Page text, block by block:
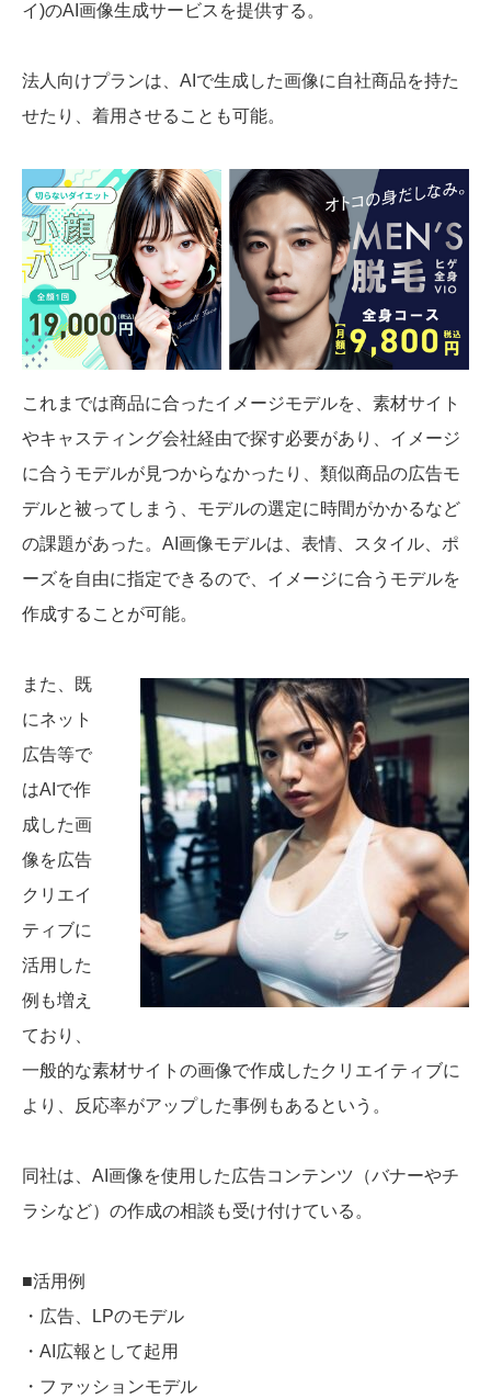
イ)のAI画像生成サービスを提供する。
法人向けプランは、AIで生成した画像に自社商品を持た
せたり、着用させることも可能。
これまでは商品に合ったイメージモデルを、素材サイト
やキャスティング会社経由で探す必要があり、イメージ
に合うモデルが見つからなかったり、類似商品の広告モ
デルと被ってしまう、モデルの選定に時間がかかるなど
の課題があった。AI画像モデルは、表情、スタイル、ポ
ーズを自由に指定できるので、イメージに合うモデルを
作成することが可能。
また、既
にネット
広告等で
はAIで作
成した画
像を広告
クリエイ
ティブに
活用した
例も増え
ており、
一般的な素材サイトの画像で作成したクリエイティブに
より、反応率がアップした事例もあるという。
同社は、AI画像を使用した広告コンテンツ（バナーやチ
ラシなど）の作成の相談も受け付けている。
■活用例
・広告、LPのモデル
・AI広報として起用
・ファッションモデル